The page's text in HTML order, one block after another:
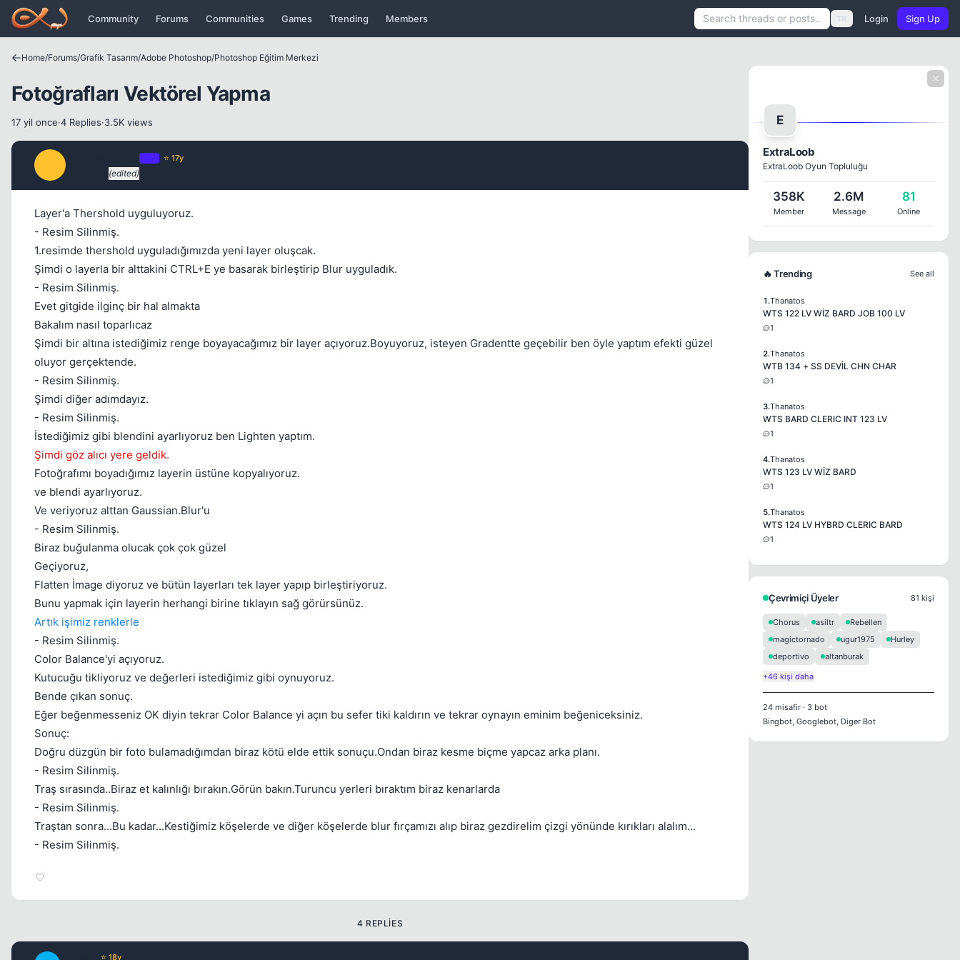
Icerige atla
Community Forums Communities Games Trending Members TR Login Sign Up
Home/Forums/Grafik Tasarım/Adobe Photoshop/Photoshop Eğitim Merkezi
Fotoğrafları Vektörel Yapma
17 yil once·4 Replies·3.5K views
⭐ 17y
(edited)
Layer'a Thershold uyguluyoruz.
- Resim Silinmiş.
1.resimde thershold uyguladığımızda yeni layer oluşcak.
Şimdi o layerla bir alttakini CTRL+E ye basarak birleştirip Blur uyguladık.
- Resim Silinmiş.
Evet gitgide ilginç bir hal almakta
Bakalım nasıl toparlıcaz
Şimdi bir altına istediğimiz renge boyayacağımız bir layer açıyoruz.Boyuyoruz, isteyen Gradentte geçebilir ben öyle yaptım efekti güzel
oluyor gerçektende.
- Resim Silinmiş.
Şimdi diğer adımdayız.
- Resim Silinmiş.
İstediğimiz gibi blendini ayarlıyoruz ben Lighten yaptım.
Şimdi göz alıcı yere geldik.
Fotoğrafımı boyadığımız layerin üstüne kopyalıyoruz.
ve blendi ayarlıyoruz.
Ve veriyoruz alttan Gaussian.Blur'u
- Resim Silinmiş.
Biraz buğulanma olucak çok çok güzel
Geçiyoruz,
Flatten İmage diyoruz ve bütün layerları tek layer yapıp birleştiriyoruz.
Bunu yapmak için layerin herhangi birine tıklayın sağ görürsünüz.
Artık işimiz renklerle
- Resim Silinmiş.
Color Balance'yi açıyoruz.
Kutucuğu tikliyoruz ve değerleri istediğimiz gibi oynuyoruz.
Bende çıkan sonuç.
Eğer beğenmesseniz OK diyin tekrar Color Balance yi açın bu sefer tiki kaldırın ve tekrar oynayın eminim beğeniceksiniz.
Sonuç:
Doğru düzgün bir foto bulamadığımdan biraz kötü elde ettik sonuçu.Ondan biraz kesme biçme yapcaz arka planı.
- Resim Silinmiş.
Traş sırasında..Biraz et kalınlığı bırakın.Görün bakın.Turuncu yerleri bıraktım biraz kenarlarda
- Resim Silinmiş.
Traştan sonra...Bu kadar...Kestiğimiz köşelerde ve diğer köşelerde blur fırçamızı alıp biraz gezdirelim çizgi yönünde kırıkları alalım...
- Resim Silinmiş.
4 REPLIES
⭐ 18y
E
ExtraLoob
ExtraLoob Oyun Topluluğu
358K
Member
2.6M
Message
81
Online
🔥 Trending See all
1.Thanatos
WTS 122 LV WİZ BARD JOB 100 LV
1
2.Thanatos
WTB 134 + SS DEVİL CHN CHAR
1
3.Thanatos
WTS BARD CLERIC INT 123 LV
1
4.Thanatos
WTS 123 LV WİZ BARD
1
5.Thanatos
WTS 124 LV HYBRD CLERIC BARD
1
Çevrimiçi Üyeler 81 kişi
Chorus asiltr
Rebellen
magictornado
ugur1975
Hurley
deportivo
altanburak
+46 kişi daha
24 misafir · 3 bot
Bingbot, Googlebot, Diger Bot